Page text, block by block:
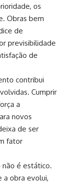
os
Obras bem
de
previsibilidade
de
contribui
Cumprir
a
novos
de ser
fator
é estático.
a obra evolui,